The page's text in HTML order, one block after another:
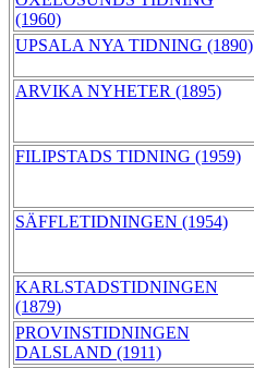
(1960)
UPSALA NYA TIDNING (1890)
ARVIKA NYHETER (1895)
FILIPSTADS TIDNING (1959)
SÄFFLETIDNINGEN (1954)
KARLSTADSTIDNINGEN
(1879)
PROVINSTIDNINGEN
DALSLAND (1911)